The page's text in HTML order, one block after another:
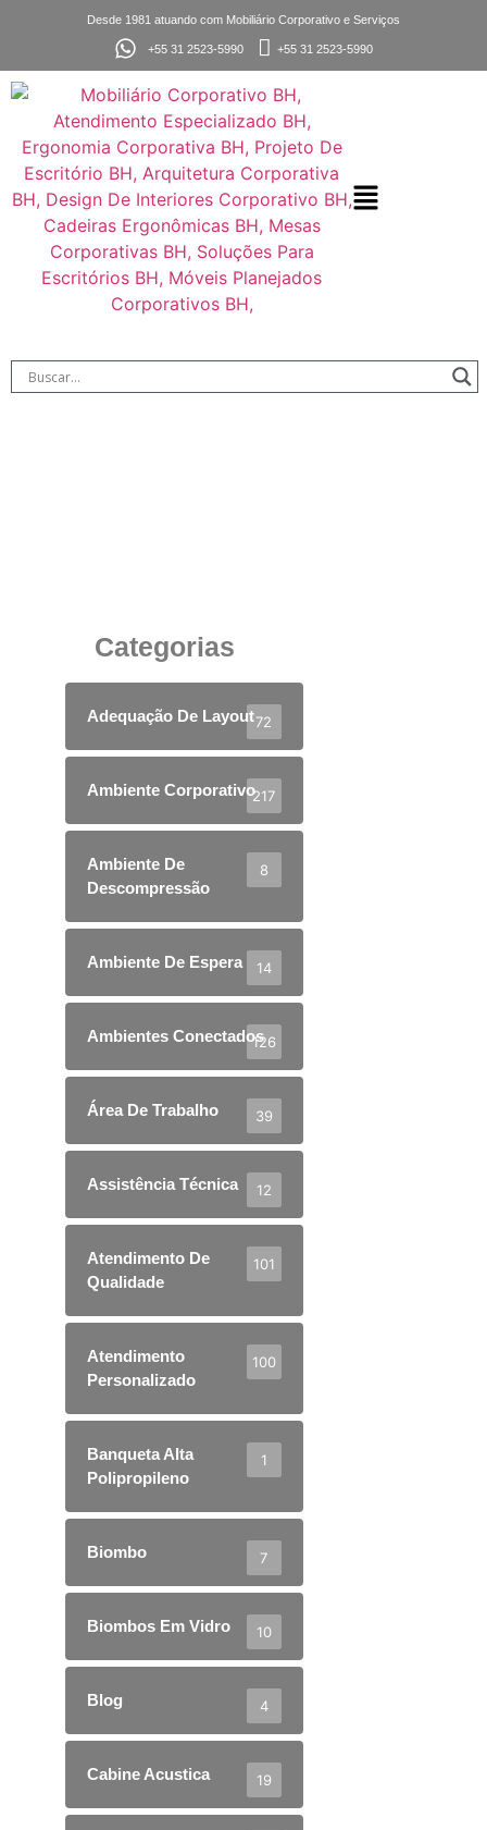
Desde 1981 atuando com Mobiliário Corporativo e Serviços
+55 31 2523-5990 +55 31 2523-5990
Categorias
Adequação De Layout72
Ambiente Corporativo217
Ambiente De
Descompressão
8
Ambiente De Espera 14
Ambientes Conectados126
Área De Trabalho 39
Assistência Técnica 12
Atendimento De
Qualidade
101
Atendimento
Personalizado
100
Banqueta Alta
Polipropileno
1
Biombo 7
Biombos Em Vidro 10
Blog 4
Cabine Acustica 19